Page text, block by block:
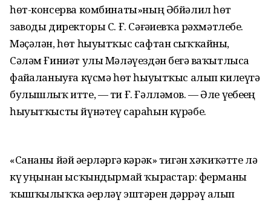
һөт-консерва комбинаты»ның Әбйәлил һөт
заводы директоры С. Ғ. Сәғәҙиевҡа рәхмәтлебеҙ.
Мәҫәлән, һөт һыуытҡыс сафтан сыҡҡайны,
Сәләм Ғиниәт улы Мәләүездән беҙгә ваҡытлыса
файҙаланыуға күсмә һөт һыуытҡыс алып килеүгә
булышлыҡ итте, — ти Ғ. Ғәлләмов. — Әле үҙебеҙҙең
һыуытҡысты йүнәтеү сараһын күрәбеҙ.
«Сананы йәй әҙерләргә кәрәк» тигән хәҡиҡәтте лә
күҙ уңынан ысҡындырмай ҡырҙастар: ферманы
ҡышҡылыҡҡа әҙерләү эштәрен дәррәү алып